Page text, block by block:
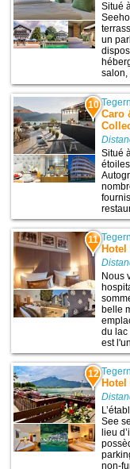
Situé
un
salon,
10
Caro
Situé
11
Nous
belle
du lac
est
12
See
lieu
non-